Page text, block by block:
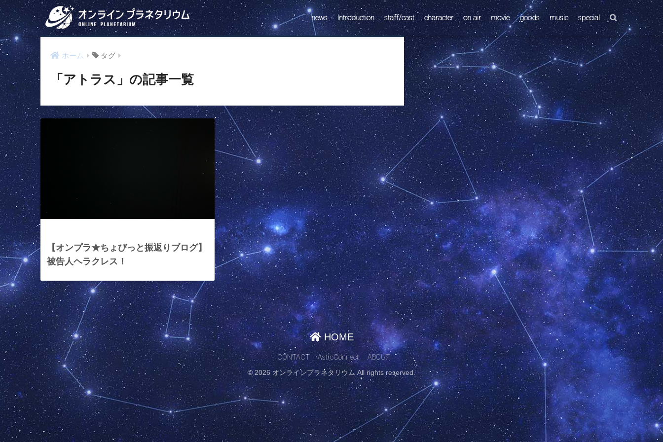
news Introduction staff/cast character on air movie goods music special
ホーム タグ
「アトラス」の記事一覧
【オンプラ★ちょびっと振返りブログ】
被告人ヘラクレス！
HOME
CONTACT AstroConnect ABOUT
© 2026 オンラインプラネタリウム All rights reserved.